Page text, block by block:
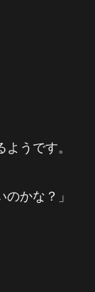
うです。
かな？」